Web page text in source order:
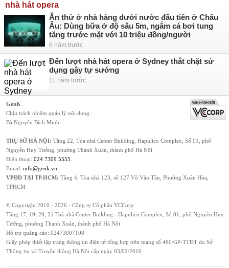
nhà hát opera
Ăn thử ở nhà hàng dưới nước đầu tiên ở Châu
Âu: Dùng bữa ở độ sâu 5m, ngắm cá bơi tung
tăng trước mặt với 10 triệu đồng/người
6 năm trước
Đến lượt nhà hát opera ở Sydney thắt chặt sử
dụng gậy tự sướng
11 năm trước
GenK
Chịu trách nhiệm quản lý nội dung:
Bà Nguyễn Bích Minh
TRỤ SỞ HÀ NỘI: Tầng 22, Tòa nhà Center Building, Hapulico Complex, Số 01, phố
Nguyễn Huy Tưởng, phường Thanh Xuân, thành phố Hà Nội
Điện thoại: 024 7309 5555
Email: info@genk.vn
VPĐD TẠI TP.HCM: Tầng 4, Tòa nhà 123, số 127 Võ Văn Tần, Phường Xuân Hòa,
TPHCM
© Copyright 2010 - 2026 - Công ty Cổ phần VCCorp
Tầng 17, 19, 20, 21 Toà nhà Center Building - Hapulico Complex, Số 01, phố Nguyễn Huy
Tưởng, phường Thanh Xuân, thành phố Hà Nội
Hỗ trợ quảng cáo: 02473007108
Giấy phép thiết lập trang thông tin điện tử tổng hợp trên mạng số 460/GP-TTĐT do Sở
Thông tin và Truyền thông Hà Nội cấp ngày 03/02/2016